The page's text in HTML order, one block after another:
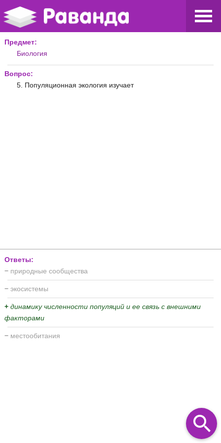
Предмет:
Биология
Вопрос:
5. Популяционная экология изучает
Ответы:
− природные сообщества
− экосистемы
+ динамику численности популяций и ее связь с внешними
факторами
− местообитания